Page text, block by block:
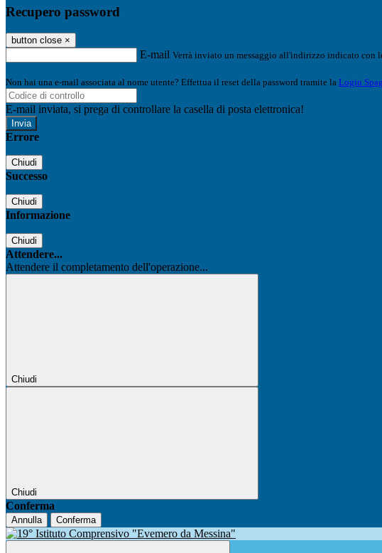
Recupero password
button close ×
E-mail Verrà inviato un messaggio all'indirizzo indicato con
Non hai una e-mail associata al nome utente? Effettua il reset della password tramite la Login
E-mail inviata, si prega di controllare la casella di posta elettronica!
Errore
Chiudi
Successo
Chiudi
Informazione
Chiudi
Attendere...
Attendere il completamento dell'operazione...
Chiudi
Chiudi
Conferma
Annulla Conferma